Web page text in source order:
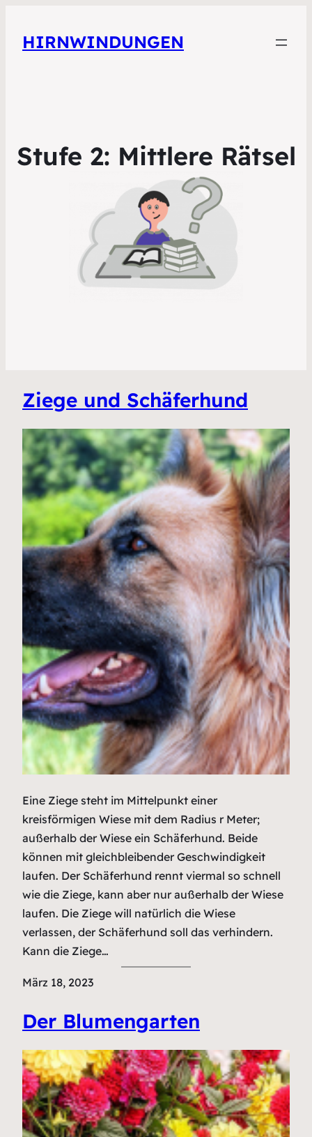
HIRNWINDUNGEN
Stufe 2: Mittlere Rätsel
Ziege und Schäferhund
Eine Ziege steht im Mittelpunkt einer
kreisförmigen Wiese mit dem Radius r Meter;
außerhalb der Wiese ein Schäferhund. Beide
können mit gleichbleibender Geschwindigkeit
laufen. Der Schäferhund rennt viermal so schnell
wie die Ziege, kann aber nur außerhalb der Wiese
laufen. Die Ziege will natürlich die Wiese
verlassen, der Schäferhund soll das verhindern.
Kann die Ziege…
März 18, 2023
Der Blumengarten